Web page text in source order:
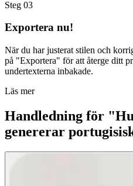
Steg 03
Exportera nu!
När du har justerat stilen och
på "Exportera" för att återge ditt
undertexterna inbakade.
Läs mer
Handledning för
genererar